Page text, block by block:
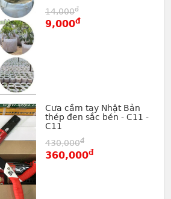
14,000đ
9,000đ
Cưa cầm tay Nhật Bản
thép đen sắc bén - C11 -
C11
430,000đ
360,000đ